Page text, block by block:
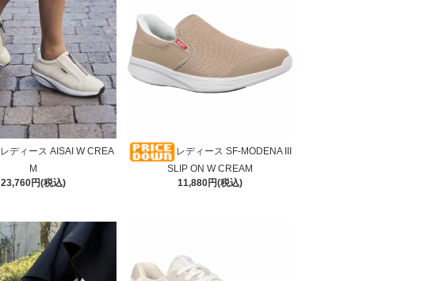
レディース AISAI W CREA
M
23,760円(税込)
レディース SF-MODENA III
SLIP ON W CREAM
11,880円(税込)